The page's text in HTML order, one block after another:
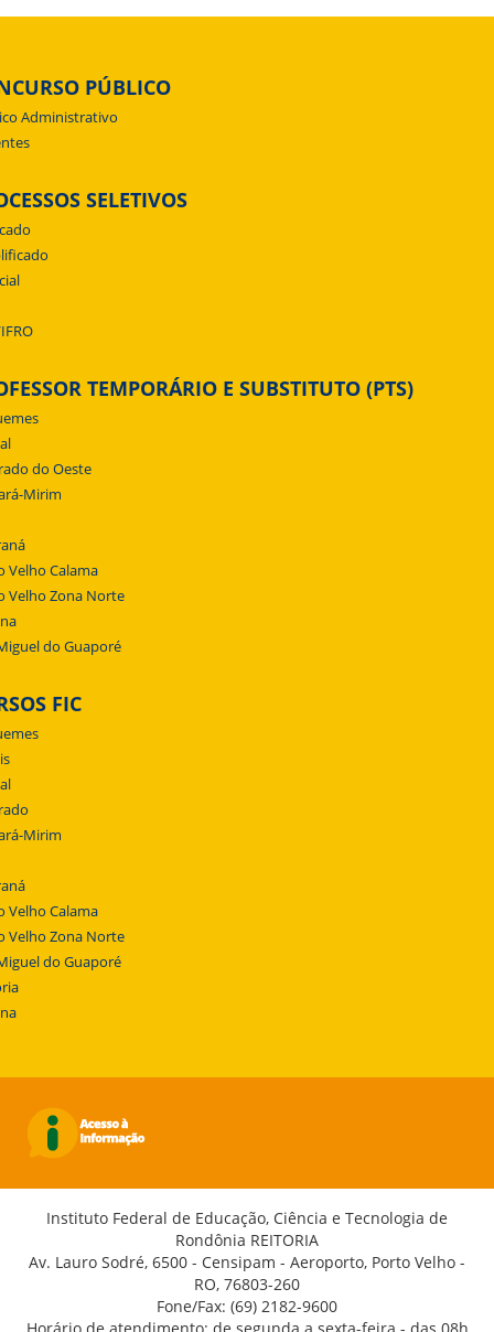
PÚBLICO
Administrativo
SELETIVOS
TEMPORÁRIO E SUBSTITUTO (PTS)
do Oeste
Mirim
Velho Calama
Velho Zona Norte
do Guaporé
FIC
Mirim
Velho Calama
Velho Zona Norte
do Guaporé
Instituto Federal de Educação, Ciência e Tecnologia de
Rondônia REITORIA
Av. Lauro Sodré, 6500 - Censipam - Aeroporto, Porto Velho -
RO, 76803-260
Fone/Fax: (69) 2182-9600